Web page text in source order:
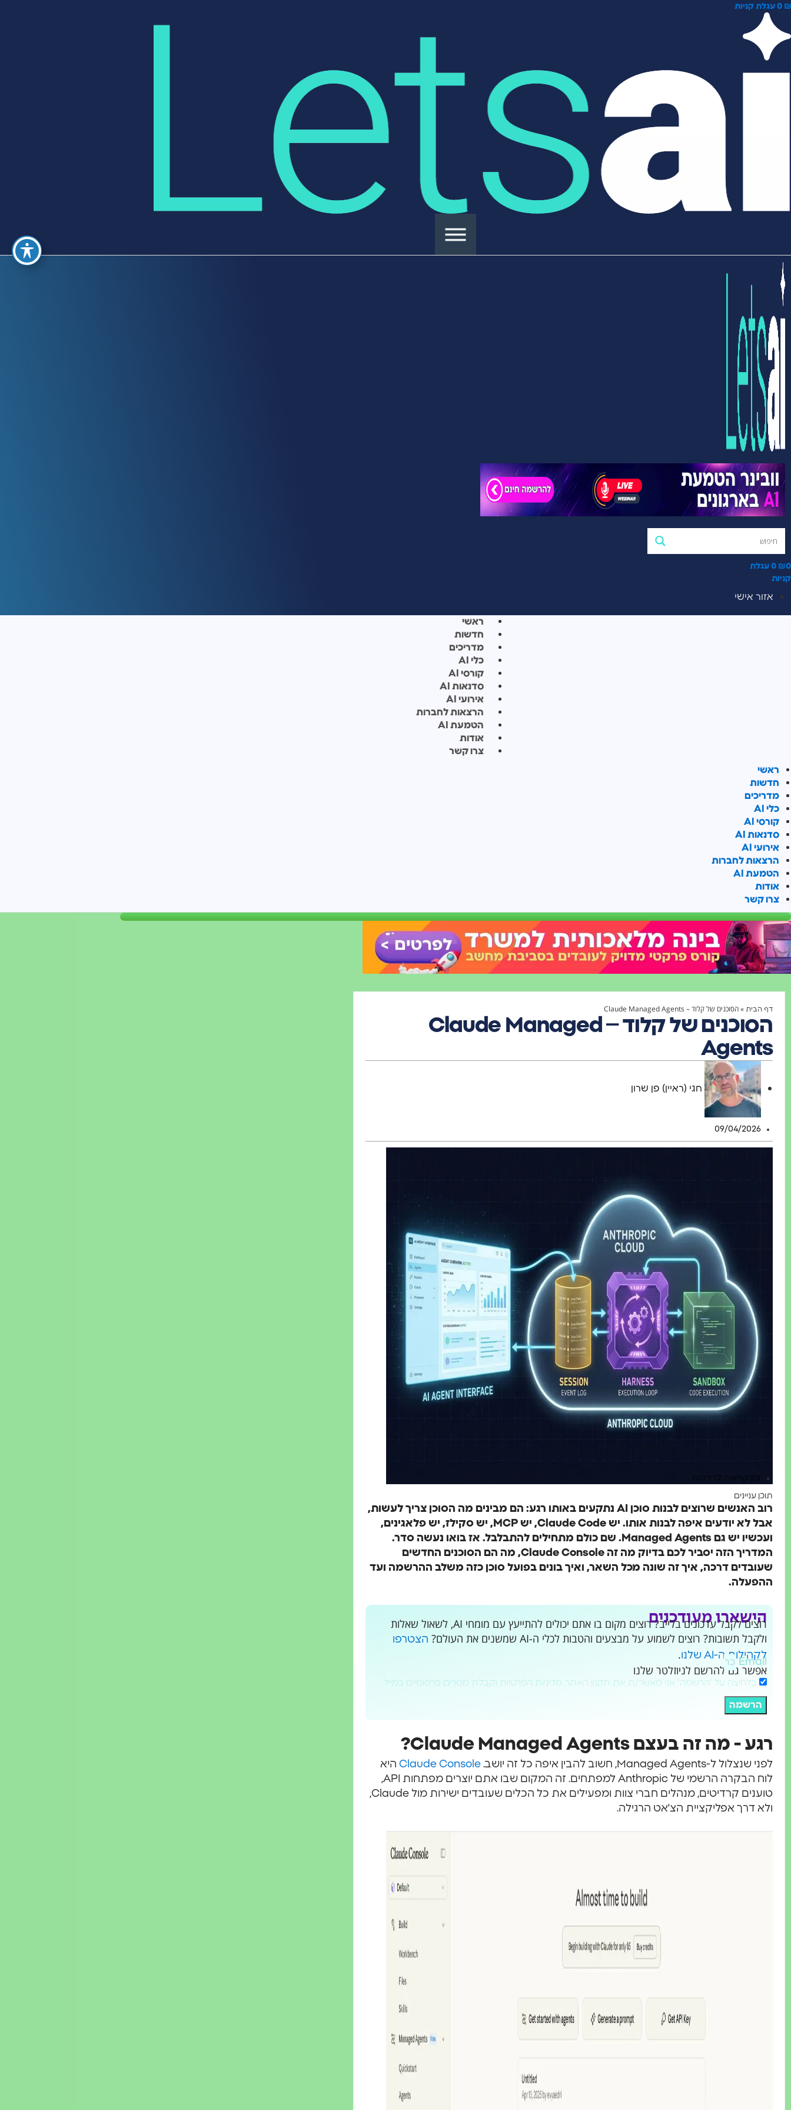
₪
0 עגלת קניות
₪0
0 עגלת
קניות
אזור אישי
ראשי
חדשות
מדריכים
כלי AI
קורסי AI
סדנאות AI
אירועי AI
הרצאות לחברות
הטמעת AI
אודות
צרו קשר
ראשי
חדשות
מדריכים
כלי AI
קורסי AI
סדנאות AI
אירועי AI
הרצאות לחברות
הטמעת AI
אודות
צרו קשר
דף הבית »הסוכנים של קלוד – Claude Managed Agents
הסוכנים של קלוד – Claude Managed
Agents
חגי (ראיין) פן שרון
09/04/2026
זמן קריאה: 12 דקות
תוכן עניינים
רוב האנשים שרוצים לבנות סוכן AI נתקעים באותו רגע: הם מבינים מה הסוכן צריך לעשות,
אבל לא יודעים איפה לבנות אותו. יש Claude Code, יש MCP, יש סקילז, יש פלאגינים,
ועכשיו יש גם Managed Agents. שם כולם מתחילים להתבלבל. אז בואו נעשה סדר.
המדריך הזה יסביר לכם בדיוק מה זה Claude Console, מה הם הסוכנים החדשים
שעובדים דרכה, איך זה שונה מכל השאר, ואיך בונים בפועל סוכן כזה משלב ההרשמה ועד
ההפעלה.
הישארו מעודכנים
רוצים לקבל עדכונים בלייב? רוצים מקום בו אתם יכולים להתייעץ עם מומחי AI, לשאול שאלות
ולקבל תשובות? רוצים לשמוע על מבצעים והטבות לכלי ה-AI שמשנים את העולם?
הצטרפו
לקהילות ה-AI שלנו
.
אפשר גם להרשם לניוזלטר שלנו
Email
בלחיצה על "הרשמה" אני מאשר/ת את תקנון האתר, מדיניות הפרטיות וקבלת מסרים פרסומיים במייל
הרשמה
רגע - מה זה בעצם Claude Managed Agents?
לפני שנצלול ל-Managed Agents, חשוב להבין איפה כל זה יושב. Claude Console היא
לוח הבקרה הרשמי של Anthropic למפתחים. זה המקום שבו אתם יוצרים מפתחות API,
טוענים קרדיטים, מנהלים חברי צוות ומפעילים את כל הכלים שעובדים ישירות מול Claude,
ולא דרך אפליקציית הצ'אט הרגילה.